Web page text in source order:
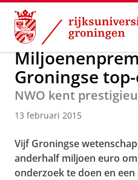
Skip
Content
Skip
Navigation
Onderzoek Kapteyn
Groningse
NWO kent
13 februari 2015
Vijf Groningse
anderhalf miljoen euro
onderzoek te doen en